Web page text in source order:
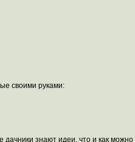
своими руками:
дачники знают идеи, что и как можно